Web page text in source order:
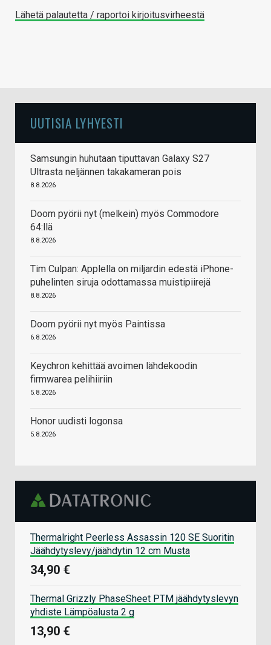
Lähetä palautetta / raportoi kirjoitusvirheestä
UUTISIA LYHYESTI
Samsungin huhutaan tiputtavan Galaxy S27
Ultrasta neljännen takakameran pois
8.8.2026
Doom pyörii nyt (melkein) myös Commodore
64:llä
8.8.2026
Tim Culpan: Applella on miljardin edestä iPhone-
puhelinten siruja odottamassa muistipiirejä
8.8.2026
Doom pyörii nyt myös Paintissa
6.8.2026
Keychron kehittää avoimen lähdekoodin
firmwarea pelihiiriin
5.8.2026
Honor uudisti logonsa
5.8.2026
Thermalright Peerless Assassin 120 SE Suoritin
Jäähdytyslevy/jäähdytin 12 cm Musta
34,90 €
Thermal Grizzly PhaseSheet PTM jäähdytyslevyn
yhdiste Lämpöalusta 2 g
13,90 €